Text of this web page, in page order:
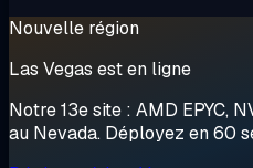
Nouvelle région
Las Vegas est en ligne
Notre 13e site : AMD EPYC,
au Nevada. Déployez en 60